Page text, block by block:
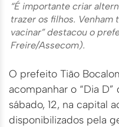
“É importante criar
trazer os filhos. Venham
vacinar” destacou o
Freire/Assecom).
O prefeito Tião
acompanhar o “Dia
sábado, 12, na capital
disponibilizados pela